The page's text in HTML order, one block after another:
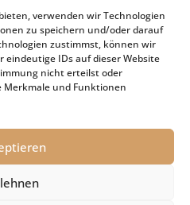
verwenden wir Technologien
zu speichern und/oder darauf
zustimmst, können wir
eindeutige IDs auf dieser Website
nicht erteilst oder
und Funktionen
Juli 2026
sog. Konfusionsgewinns
von 5,5 % für die